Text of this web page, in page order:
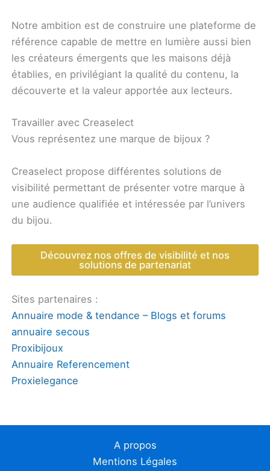
Notre ambition est de construire une plateforme de
référence capable de mettre en lumière aussi bien
les créateurs émergents que les maisons déjà
établies, en privilégiant la qualité du contenu, la
découverte et la valeur apportée aux lecteurs.
Travailler avec Creaselect
Vous représentez une marque de bijoux ?
Creaselect propose différentes solutions de
visibilité permettant de présenter votre marque à
une audience qualifiée et intéressée par l’univers
du bijou.
Découvrez nos offres de visibilité et nos
solutions de partenariat
Sites partenaires :
Annuaire mode & tendance – Blogs et forums
annuaire secous
Proxibijoux
Annuaire Referencement
Proxielegance
A propos
Mentions Légales